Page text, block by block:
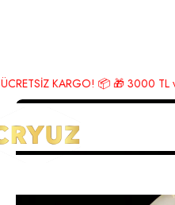
📦 🎁 3000 TL ve
Ana Sayfa Lüks Aksesuar